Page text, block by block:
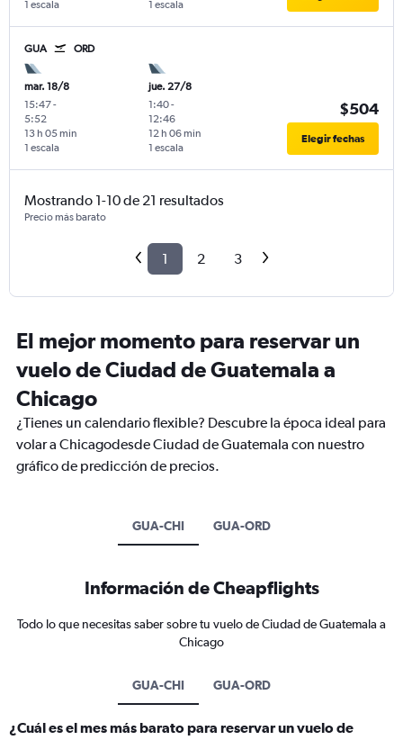
1 escala 1 escala
GUA ORD
mar. 18/8
15:47-
5:52
1 escala
13 h 05 min
jue. 27/8
1:40-
12:46
1 escala
12 h 06 min
$504
Elegir fechas
Mostrando 1-10 de 21 resultados
Precio más barato
1 2 3
El mejor momento para reservar un
vuelo de Ciudad de Guatemala a
Chicago
¿Tienes un calendario flexible? Descubre la época ideal para
volar a Chicagodesde Ciudad de Guatemala con nuestro
gráfico de predicción de precios.
GUA-CHI GUA-ORD
Información de Cheapflights
Todo lo que necesitas saber sobre tu vuelo de Ciudad de Guatemala a
Chicago
GUA-CHI GUA-ORD
¿Cuál es el mes más barato para reservar un vuelo de